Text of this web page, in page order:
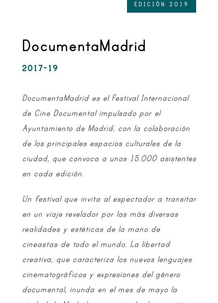
EDICIÓN 2019
DocumentaMadrid
2017-19
DocumentaMadrid es el Festival Internacional
de Cine Documental impulsado por el
Ayuntamiento de Madrid, con la colaboración
de los principales espacios culturales de la
ciudad, que convoca a unos 15.000 asistentes
en cada edición.
Un festival que invita al espectador a transitar
en un viaje revelador por las más diversas
realidades y estéticas de la mano de
cineastas de todo el mundo. La libertad
creativa, que caracteriza los nuevos lenguajes
cinematográficos y expresiones del género
documental, inunda en el mes de mayo la